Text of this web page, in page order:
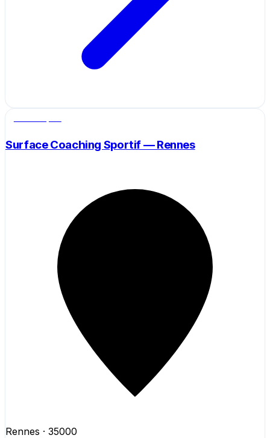
Surface Coaching Sportif — Rennes
Rennes · 35000